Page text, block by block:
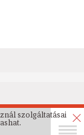
szolgáltatásai